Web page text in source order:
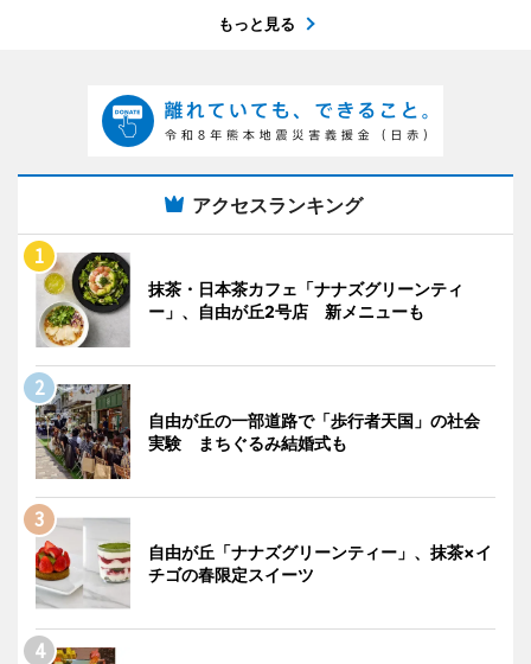
もっと見る
アクセスランキング
抹茶・日本茶カフェ「ナナズグリーンティ
ー」、自由が丘2号店 新メニューも
自由が丘の一部道路で「歩行者天国」の社会
実験 まちぐるみ結婚式も
自由が丘「ナナズグリーンティー」、抹茶×イ
チゴの春限定スイーツ